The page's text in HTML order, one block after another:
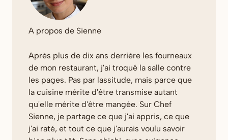
A propos de Sienne
Après plus de dix ans derrière les fourneaux
de mon restaurant, j'ai troqué la salle contre
les pages. Pas par lassitude, mais parce que
la cuisine mérite d'être transmise autant
qu'elle mérite d'être mangée. Sur Chef
Sienne, je partage ce que j'ai appris, ce que
j'ai raté, et tout ce que j'aurais voulu savoir